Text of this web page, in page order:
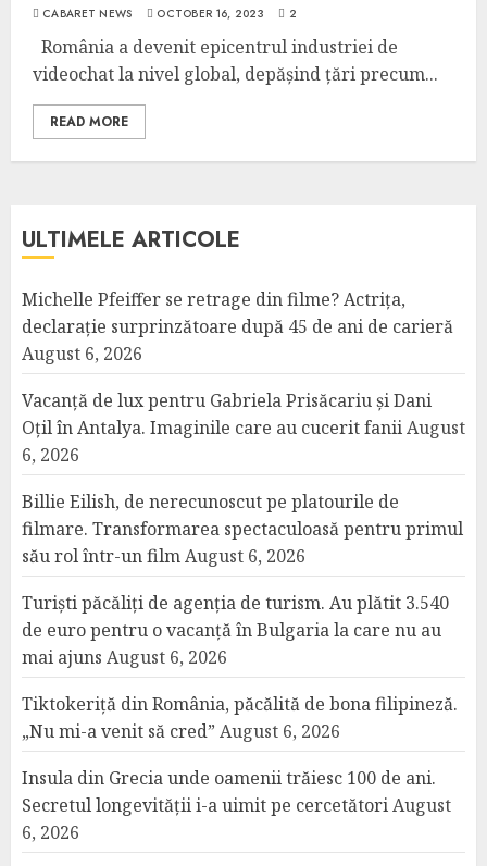
CABARET NEWS OCTOBER 16, 2023 2
România a devenit epicentrul industriei de
videochat la nivel global, depășind țări precum...
READ MORE
ULTIMELE ARTICOLE
Michelle Pfeiffer se retrage din filme? Actrița,
declarație surprinzătoare după 45 de ani de carieră
August 6, 2026
Vacanță de lux pentru Gabriela Prisăcariu și Dani
Oțil în Antalya. Imaginile care au cucerit faniiAugust
6, 2026
Billie Eilish, de nerecunoscut pe platourile de
filmare. Transformarea spectaculoasă pentru primul
său rol într-un filmAugust 6, 2026
Turiști păcăliți de agenția de turism. Au plătit 3.540
de euro pentru o vacanță în Bulgaria la care nu au
mai ajuns August 6, 2026
Tiktokeriță din România, păcălită de bona filipineză.
„Nu mi-a venit să cred” August 6, 2026
Insula din Grecia unde oamenii trăiesc 100 de ani.
Secretul longevității i-a uimit pe cercetătoriAugust
6, 2026